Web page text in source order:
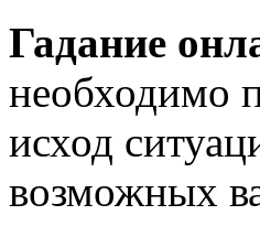
Гадание
необходимо
исход
возможных